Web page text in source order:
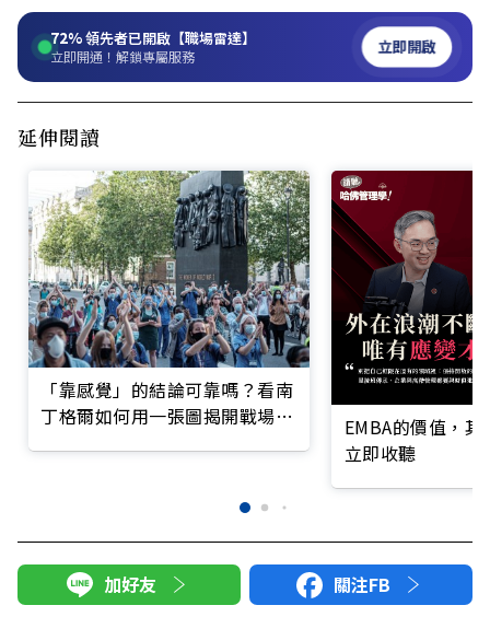
72%領先者已開啟【職場雷達】
立即開通！解鎖專屬服務 立即開啟
延伸閱讀
「靠感覺」的結論可靠嗎？看南
丁格爾如何用一張圖揭開戰場傷
EMBA的價值，
立即收聽
加好友 關注FB